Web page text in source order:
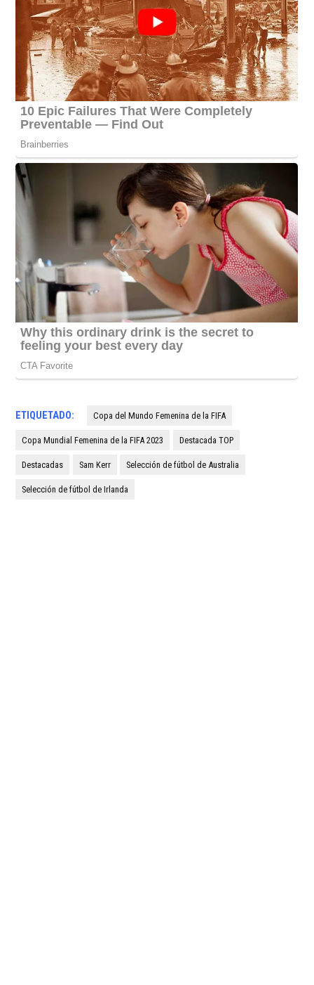
ETIQUETADO: Copa del Mundo Femenina de la FIFA
Copa Mundial Femenina de la FIFA 2023 Destacada TOP
Destacadas Sam Kerr Selección de fútbol de Australia
Selección de fútbol de Irlanda